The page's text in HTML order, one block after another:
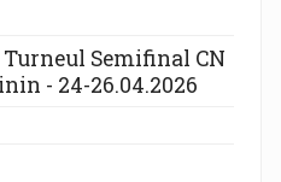
Semifinal CN
- 24-26.04.2026